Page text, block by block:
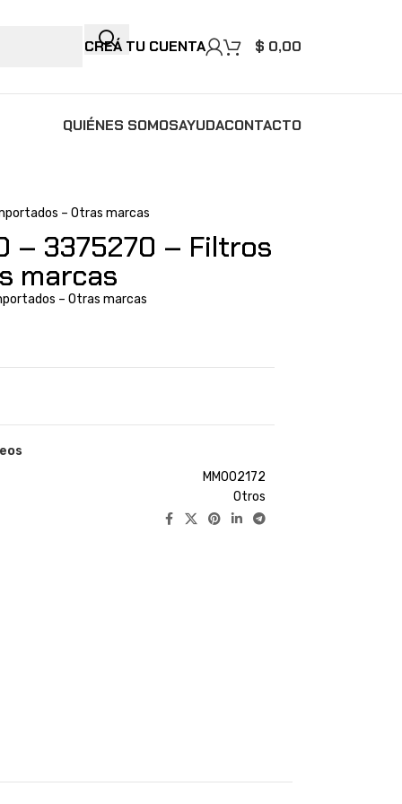
CREÁ TU CUENTA $ 0,00
QUIÉNES SOMOSAYUDACONTACTO
– Otras marcas
– 3375270 – Filtros
marcas
– Otras marcas
MM002172
Otros